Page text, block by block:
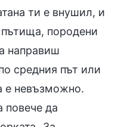
ти е внушил, и
породени
направиш
средния път или
е невъзможно.
повече да